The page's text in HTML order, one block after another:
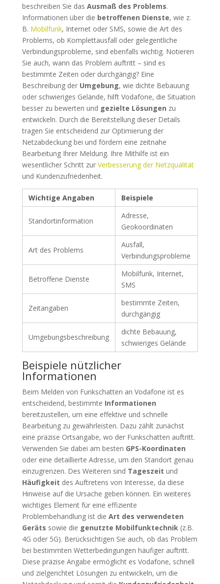
beschreiben Sie das Ausmaß des Problems.
Informationen über die betroffenen Dienste, wie z.
B. Mobilfunk, Internet oder SMS, sowie die Art des
Problems, ob Komplettausfall oder gelegentliche
Verbindungsprobleme, sind ebenfalls wichtig. Notieren
Sie auch, wann das Problem auftritt – sind es
bestimmte Zeiten oder durchgängig? Eine
Beschreibung der Umgebung, wie dichte Bebauung
oder schwieriges Gelände, hilft Vodafone, die Situation
besser zu bewerten und gezielte Lösungen zu
entwickeln. Durch die Bereitstellung dieser Details
tragen Sie entscheidend zur Optimierung der
Netzabdeckung bei und fördern eine zeitnahe
Bearbeitung Ihrer Meldung. Ihre Mithilfe ist ein
wesentlicher Schritt zur Verbesserung der Netzqualität
und Kundenzufriedenheit.
Wichtige Angaben Beispiele
Standortinformation
Adresse,
Geokoordinaten
Art des Problems
Ausfall,
Verbindungsprobleme
Betroffene Dienste
Mobilfunk, Internet,
SMS
Zeitangaben
bestimmte Zeiten,
durchgängig
Umgebungsbeschreibung
dichte Bebauung,
schwieriges Gelände
Beispiele nützlicher
Informationen
Beim Melden von Funkschatten an Vodafone ist es
entscheidend, bestimmte Informationen
bereitzustellen, um eine effektive und schnelle
Bearbeitung zu gewährleisten. Dazu zählt zunächst
eine präzise Ortsangabe, wo der Funkschatten auftritt.
Verwenden Sie dabei am besten GPS-Koordinaten
oder eine detaillierte Adresse, um den Standort genau
einzugrenzen. Des Weiteren sind Tageszeit und
Häufigkeit des Auftretens von Interesse, da diese
Hinweise auf die Ursache geben können. Ein weiteres
wichtiges Element für eine effiziente
Problembehandlung ist die Art des verwendeten
Geräts sowie die genutzte Mobilfunktechnik (z.B.
4G oder 5G). Berücksichtigen Sie auch, ob das Problem
bei bestimmten Wetterbedingungen häufiger auftritt.
Diese präzise Angabe ermöglicht es Vodafone, schnell
und zielgerichtet Lösungen zu entwickeln, um die